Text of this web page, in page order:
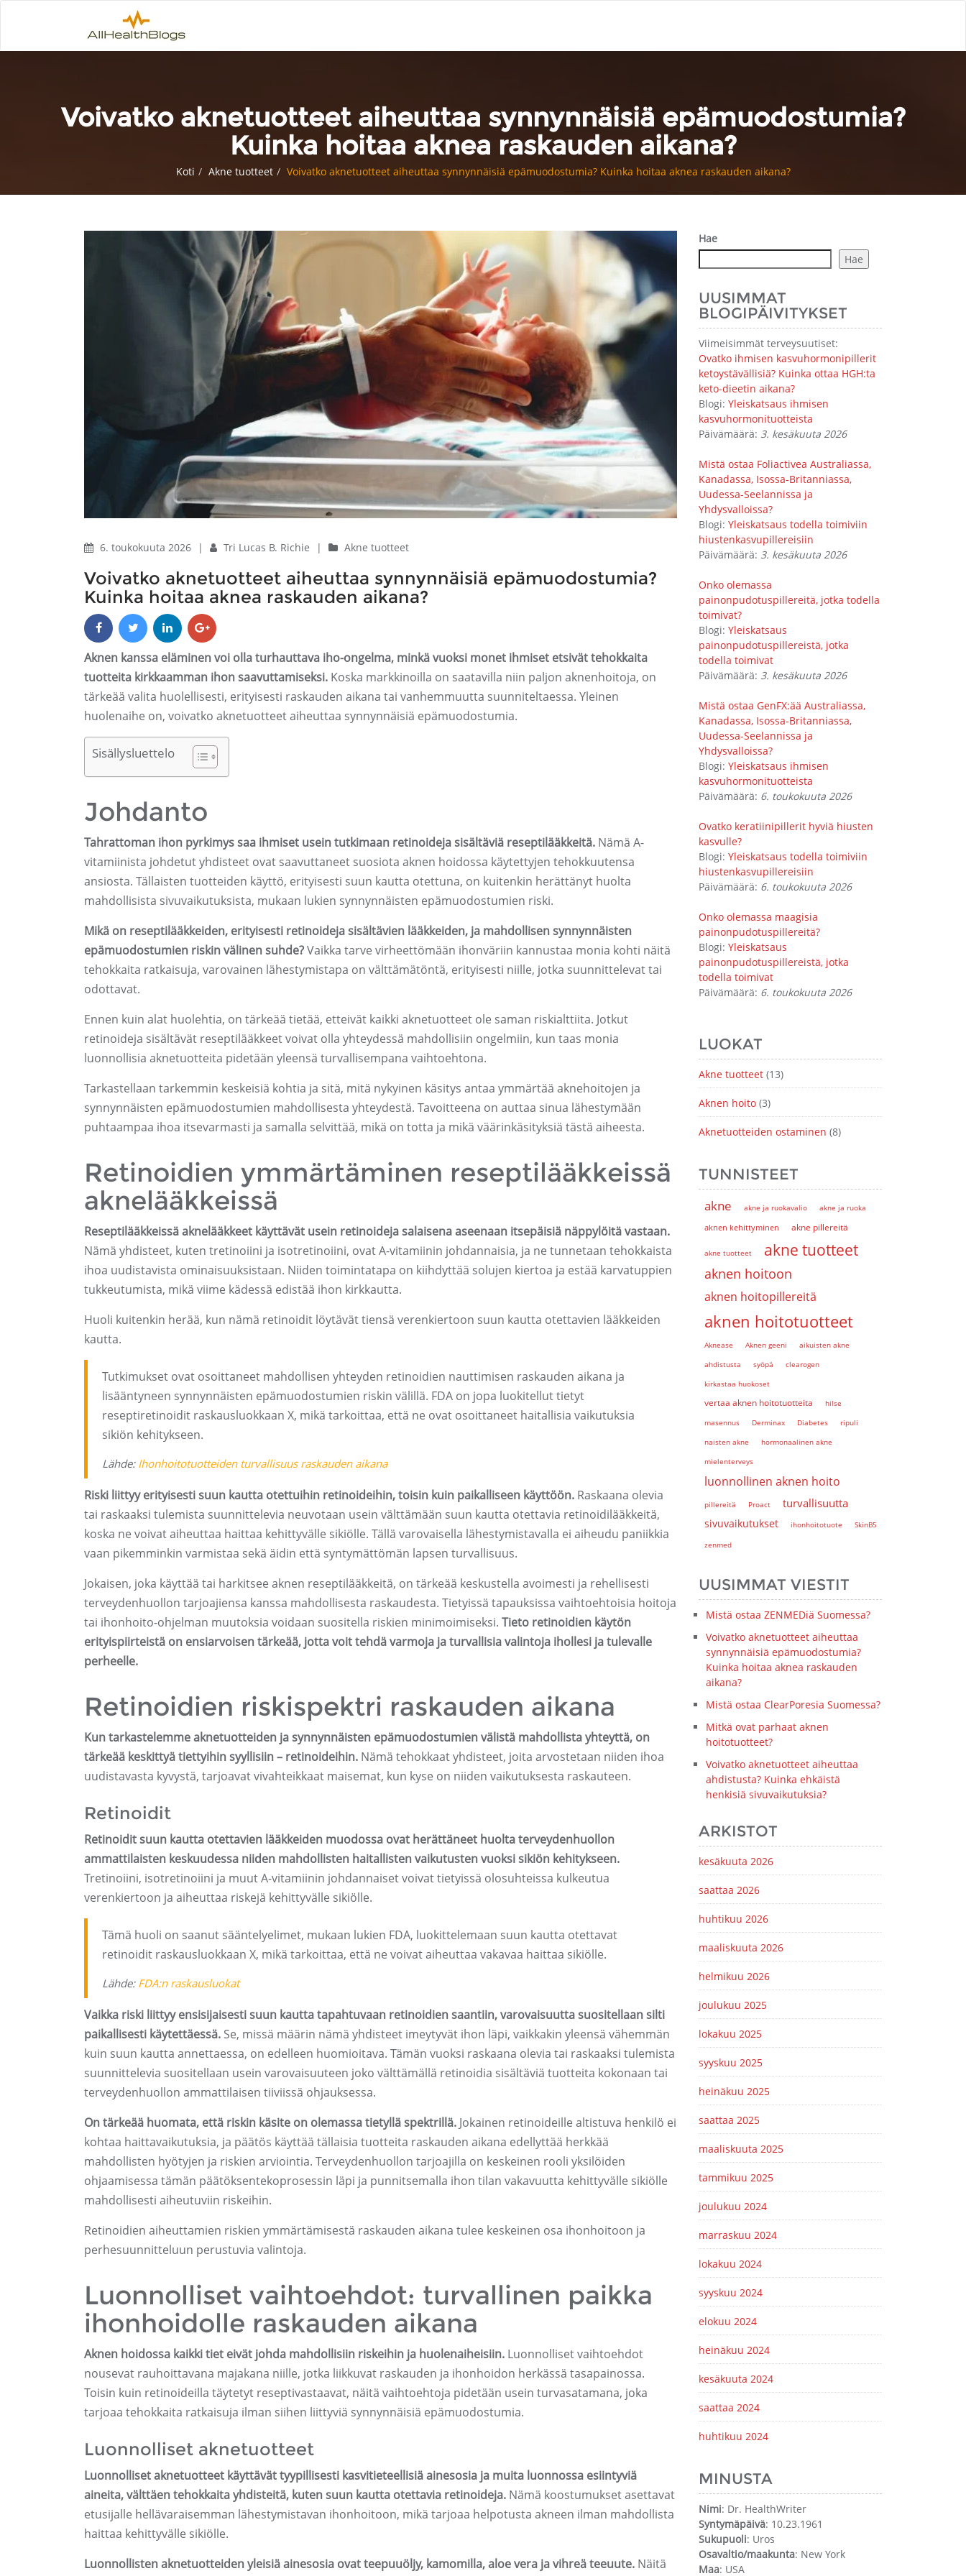
Voivatko aknetuotteet aiheuttaa synnynnäisiä epämuodostumia?
Kuinka hoitaa aknea raskauden aikana?
Koti Akne tuotteet Voivatko aknetuotteet aiheuttaa synnynnäisiä epämuodostumia? Kuinka hoitaa aknea raskauden aikana?
6. toukokuuta 2026 | Tri Lucas B. Richie | Akne tuotteet
Voivatko aknetuotteet aiheuttaa synnynnäisiä epämuodostumia?
Kuinka hoitaa aknea raskauden aikana?
Aknen kanssa eläminen voi olla turhauttava iho-ongelma, minkä vuoksi monet ihmiset etsivät tehokkaita
tuotteita kirkkaamman ihon saavuttamiseksi. Koska markkinoilla on saatavilla niin paljon aknenhoitoja, on
tärkeää valita huolellisesti, erityisesti raskauden aikana tai vanhemmuutta suunniteltaessa. Yleinen
huolenaihe on, voivatko aknetuotteet aiheuttaa synnynnäisiä epämuodostumia.
Sisällysluettelo
Johdanto
Tahrattoman ihon pyrkimys saa ihmiset usein tutkimaan retinoideja sisältäviä reseptilääkkeitä. Nämä A-
vitamiinista johdetut yhdisteet ovat saavuttaneet suosiota aknen hoidossa käytettyjen tehokkuutensa
ansiosta. Tällaisten tuotteiden käyttö, erityisesti suun kautta otettuna, on kuitenkin herättänyt huolta
mahdollisista sivuvaikutuksista, mukaan lukien synnynnäisten epämuodostumien riski.
Mikä on reseptilääkkeiden, erityisesti retinoideja sisältävien lääkkeiden, ja mahdollisen synnynnäisten
epämuodostumien riskin välinen suhde?Vaikka tarve virheettömään ihonväriin kannustaa monia kohti näitä
tehokkaita ratkaisuja, varovainen lähestymistapa on välttämätöntä, erityisesti niille, jotka suunnittelevat tai
odottavat.
Ennen kuin alat huolehtia, on tärkeää tietää, etteivät kaikki aknetuotteet ole saman riskialttiita. Jotkut
retinoideja sisältävät reseptilääkkeet voivat olla yhteydessä mahdollisiin ongelmiin, kun taas monia
luonnollisia aknetuotteita pidetään yleensä turvallisempana vaihtoehtona.
Tarkastellaan tarkemmin keskeisiä kohtia ja sitä, mitä nykyinen käsitys antaa ymmärtää aknehoitojen ja
synnynnäisten epämuodostumien mahdollisesta yhteydestä. Tavoitteena on auttaa sinua lähestymään
puhtaampaa ihoa itsevarmasti ja samalla selvittää, mikä on totta ja mikä väärinkäsityksiä tästä aiheesta.
Retinoidien ymmärtäminen reseptilääkkeissä
aknelääkkeissä
Reseptilääkkeissä aknelääkkeet käyttävät usein retinoideja salaisena aseenaan itsepäisiä näppylöitä vastaan.
Nämä yhdisteet, kuten tretinoiini ja isotretinoiini, ovat A-vitamiinin johdannaisia, ja ne tunnetaan tehokkaista
ihoa uudistavista ominaisuuksistaan. Niiden toimintatapa on kiihdyttää solujen kiertoa ja estää karvatuppien
tukkeutumista, mikä viime kädessä edistää ihon kirkkautta.
Huoli kuitenkin herää, kun nämä retinoidit löytävät tiensä verenkiertoon suun kautta otettavien lääkkeiden
kautta.
Tutkimukset ovat osoittaneet mahdollisen yhteyden retinoidien nauttimisen raskauden aikana ja
lisääntyneen synnynnäisten epämuodostumien riskin välillä. FDA on jopa luokitellut tietyt
reseptiretinoidit raskausluokkaan X, mikä tarkoittaa, että ne ovat osoittaneet haitallisia vaikutuksia
sikiön kehitykseen.
Lähde: Ihonhoitotuotteiden turvallisuus raskauden aikana
Riski liittyy erityisesti suun kautta otettuihin retinoideihin, toisin kuin paikalliseen käyttöön. Raskaana olevia
tai raskaaksi tulemista suunnittelevia neuvotaan usein välttämään suun kautta otettavia retinoidilääkkeitä,
koska ne voivat aiheuttaa haittaa kehittyvälle sikiölle. Tällä varovaisella lähestymistavalla ei aiheudu paniikkia
vaan pikemminkin varmistaa sekä äidin että syntymättömän lapsen turvallisuus.
Jokaisen, joka käyttää tai harkitsee aknen reseptilääkkeitä, on tärkeää keskustella avoimesti ja rehellisesti
terveydenhuollon tarjoajiensa kanssa mahdollisesta raskaudesta. Tietyissä tapauksissa vaihtoehtoisia hoitoja
tai ihonhoito-ohjelman muutoksia voidaan suositella riskien minimoimiseksi. Tieto retinoidien käytön
erityispiirteistä on ensiarvoisen tärkeää, jotta voit tehdä varmoja ja turvallisia valintoja ihollesi ja tulevalle
perheelle.
Retinoidien riskispektri raskauden aikana
Kun tarkastelemme aknetuotteiden ja synnynnäisten epämuodostumien välistä mahdollista yhteyttä, on
tärkeää keskittyä tiettyihin syyllisiin – retinoideihin. Nämä tehokkaat yhdisteet, joita arvostetaan niiden ihoa
uudistavasta kyvystä, tarjoavat vivahteikkaat maisemat, kun kyse on niiden vaikutuksesta raskauteen.
Retinoidit
Retinoidit suun kautta otettavien lääkkeiden muodossa ovat herättäneet huolta terveydenhuollon
ammattilaisten keskuudessa niiden mahdollisten haitallisten vaikutusten vuoksi sikiön kehitykseen.
Tretinoiini, isotretinoiini ja muut A-vitamiinin johdannaiset voivat tietyissä olosuhteissa kulkeutua
verenkiertoon ja aiheuttaa riskejä kehittyvälle sikiölle.
Tämä huoli on saanut sääntelyelimet, mukaan lukien FDA, luokittelemaan suun kautta otettavat
retinoidit raskausluokkaan X, mikä tarkoittaa, että ne voivat aiheuttaa vakavaa haittaa sikiölle.
Lähde: FDA:n raskausluokat
Vaikka riski liittyy ensisijaisesti suun kautta tapahtuvaan retinoidien saantiin, varovaisuutta suositellaan silti
paikallisesti käytettäessä. Se, missä määrin nämä yhdisteet imeytyvät ihon läpi, vaikkakin yleensä vähemmän
kuin suun kautta annettaessa, on edelleen huomioitava. Tämän vuoksi raskaana olevia tai raskaaksi tulemista
suunnittelevia suositellaan usein varovaisuuteen joko välttämällä retinoidia sisältäviä tuotteita kokonaan tai
terveydenhuollon ammattilaisen tiiviissä ohjauksessa.
On tärkeää huomata, että riskin käsite on olemassa tietyllä spektrillä. Jokainen retinoideille altistuva henkilö ei
kohtaa haittavaikutuksia, ja päätös käyttää tällaisia ​​tuotteita raskauden aikana edellyttää herkkää
mahdollisten hyötyjen ja riskien arviointia. Terveydenhuollon tarjoajilla on keskeinen rooli yksilöiden
ohjaamisessa tämän päätöksentekoprosessin läpi ja punnitsemalla ihon tilan vakavuutta kehittyvälle sikiölle
mahdollisesti aiheutuviin riskeihin.
Retinoidien aiheuttamien riskien ymmärtämisestä raskauden aikana tulee keskeinen osa ihonhoitoon ja
perhesuunnitteluun perustuvia valintoja.
Luonnolliset vaihtoehdot: turvallinen paikka
ihonhoidolle raskauden aikana
Aknen hoidossa kaikki tiet eivät johda mahdollisiin riskeihin ja huolenaiheisiin. Luonnolliset vaihtoehdot
nousevat rauhoittavana majakana niille, jotka liikkuvat raskauden ja ihonhoidon herkässä tasapainossa.
Toisin kuin retinoideilla täytetyt reseptivastaavat, näitä vaihtoehtoja pidetään usein turvasatamana, joka
tarjoaa tehokkaita ratkaisuja ilman siihen liittyviä synnynnäisiä epämuodostumia.
Luonnolliset aknetuotteet
Luonnolliset aknetuotteet käyttävät tyypillisesti kasvitieteellisiä ainesosia ja muita luonnossa esiintyviä
aineita, välttäen tehokkaita yhdisteitä, kuten suun kautta otettavia retinoideja. Nämä koostumukset asettavat
etusijalle hellävaraisemman lähestymistavan ihonhoitoon, mikä tarjoaa helpotusta akneen ilman mahdollista
haittaa kehittyvälle sikiölle.
Luonnollisten aknetuotteiden yleisiä ainesosia ovat teepuuöljy, kamomilla, aloe vera ja vihreä teeuute. Näitä
Hae
Hae
UUSIMMAT
BLOGIPÄIVITYKSET
Viimeisimmät terveysuutiset:
Ovatko ihmisen kasvuhormonipillerit
ketoystävällisiä? Kuinka ottaa HGH:ta
keto-dieetin aikana?
Blogi: Yleiskatsaus ihmisen
kasvuhormonituotteista
Päivämäärä: 3. kesäkuuta 2026
Mistä ostaa Foliactivea Australiassa,
Kanadassa, Isossa-Britanniassa,
Uudessa-Seelannissa ja
Yhdysvalloissa?
Blogi: Yleiskatsaus todella toimiviin
hiustenkasvupillereisiin
Päivämäärä: 3. kesäkuuta 2026
Onko olemassa
painonpudotuspillereitä, jotka todella
toimivat?
Blogi: Yleiskatsaus
painonpudotuspillereistä, jotka
todella toimivat
Päivämäärä: 3. kesäkuuta 2026
Mistä ostaa GenFX:ää Australiassa,
Kanadassa, Isossa-Britanniassa,
Uudessa-Seelannissa ja
Yhdysvalloissa?
Blogi: Yleiskatsaus ihmisen
kasvuhormonituotteista
Päivämäärä: 6. toukokuuta 2026
Ovatko keratiinipillerit hyviä hiusten
kasvulle?
Blogi: Yleiskatsaus todella toimiviin
hiustenkasvupillereisiin
Päivämäärä: 6. toukokuuta 2026
Onko olemassa maagisia
painonpudotuspillereitä?
Blogi: Yleiskatsaus
painonpudotuspillereistä, jotka
todella toimivat
Päivämäärä: 6. toukokuuta 2026
LUOKAT
Akne tuotteet (13)
Aknen hoito (3)
Aknetuotteiden ostaminen (8)
TUNNISTEET
akne akne ja ruokavalio
akne ja ruoka
aknen kehittyminen
akne pillereitä
akne tuotteet akne tuotteet
aknen hoitoon
aknen hoitopillereitä
aknen hoitotuotteet
Aknease Aknen geeni
aikuisten akne
ahdistusta
syöpä
clearogen
kirkastaa huokoset
vertaa aknen hoitotuotteita
hilse
masennus
Derminax Diabetes
ripuli
naisten akne
hormonaalinen akne
mielenterveys
luonnollinen aknen hoito
pillereitä Proact turvallisuutta
sivuvaikutukset ihonhoitotuote
SkinB5
zenmed
UUSIMMAT VIESTIT
Mistä ostaa ZENMEDiä Suomessa?
Voivatko aknetuotteet aiheuttaa
synnynnäisiä epämuodostumia?
Kuinka hoitaa aknea raskauden
aikana?
Mistä ostaa ClearPoresia Suomessa?
Mitkä ovat parhaat aknen
hoitotuotteet?
Voivatko aknetuotteet aiheuttaa
ahdistusta? Kuinka ehkäistä
henkisiä sivuvaikutuksia?
ARKISTOT
kesäkuuta 2026
saattaa 2026
huhtikuu 2026
maaliskuuta 2026
helmikuu 2026
joulukuu 2025
lokakuu 2025
syyskuu 2025
heinäkuu 2025
saattaa 2025
maaliskuuta 2025
tammikuu 2025
joulukuu 2024
marraskuu 2024
lokakuu 2024
syyskuu 2024
elokuu 2024
heinäkuu 2024
kesäkuuta 2024
saattaa 2024
huhtikuu 2024
MINUSTA
Nimi: Dr. HealthWriter
Syntymäpäivä: 10.23.1961
Sukupuoli: Uros
Osavaltio/maakunta: New York
Maa: USA